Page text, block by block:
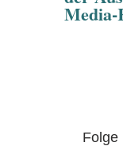
Media-
Folge